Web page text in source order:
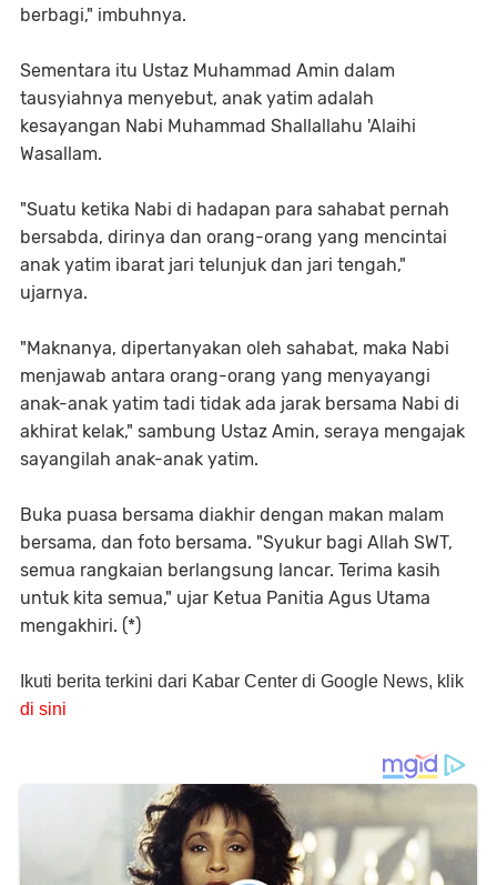
berbagi," imbuhnya.
Sementara itu Ustaz Muhammad Amin dalam
tausyiahnya menyebut, anak yatim adalah
kesayangan Nabi Muhammad Shallallahu 'Alaihi
Wasallam.
"Suatu ketika Nabi di hadapan para sahabat pernah
bersabda, dirinya dan orang-orang yang mencintai
anak yatim ibarat jari telunjuk dan jari tengah,"
ujarnya.
"Maknanya, dipertanyakan oleh sahabat, maka Nabi
menjawab antara orang-orang yang menyayangi
anak-anak yatim tadi tidak ada jarak bersama Nabi di
akhirat kelak," sambung Ustaz Amin, seraya mengajak
sayangilah anak-anak yatim.
Buka puasa bersama diakhir dengan makan malam
bersama, dan foto bersama. "Syukur bagi Allah SWT,
semua rangkaian berlangsung lancar. Terima kasih
untuk kita semua," ujar Ketua Panitia Agus Utama
mengakhiri. (*)
Ikuti berita terkini dari Kabar Center di Google News, klik
di sini